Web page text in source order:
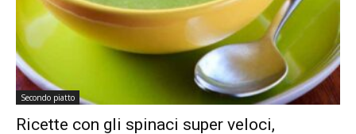
Secondo piatto
Ricette con gli spinaci super veloci,